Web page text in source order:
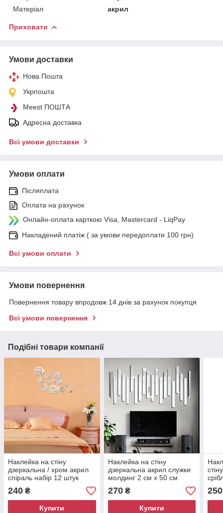
Матеріал
акрил
Приховати
Умови доставки
Нова Пошта
Укрпошта
Meest ПОШТА
Адресна доставка
Всі умови доставки
Умови оплати
Післяплата
Оплата на рахунок
Онлайн-оплата карткою Visa, Mastercard - LiqPay
Накладений платіж ( за умови передоплати 100 грн)
Всі умови оплати
Умови повернення
Повернення товару впродовж 14 днів за рахунок покупця
Всі умови повернення
Подібні товари компанії
Наклейка на стіну
дзеркальна / хром акрил
спіраль набір 12 штук
8734
240 ₴
Купити
Наклейка на стіну
дзеркальна акрил служки
молдинг 2 см x 50 см
срібло хром набір 10 штук
270₴
Купити
250